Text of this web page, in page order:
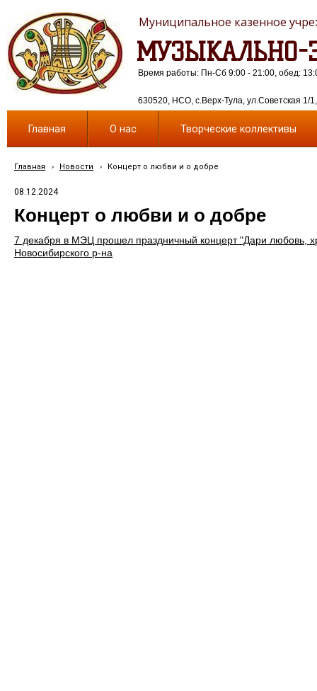
МУЗЫКАЛЬНО-
Муниципальное казенное
630520, НСО, с.Верх-Тула, ул.Советская 1/
Время работы: Пн-Сб 9:00 - 21:00, обед:
Главная О нас Творческие коллективы
Главная › Новости › Концерт о любви и о добре
08.12.2024
Концерт о любви и о добре
7 декабря в МЭЦ прошел праздничный концерт "Дари любовь,
Новосибирского р-на